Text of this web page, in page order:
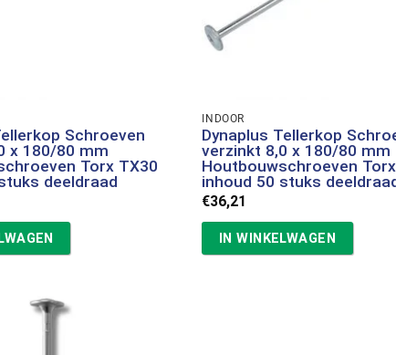
Schroeven
x 180/80 mm
Torx TX30
deeldraad
INDOOR
Dynaplus Tellerkop
verzinkt 8,0 x 180/80 mm
Houtbouwschroeven
inhoud 50 stuks
€36,21
IN WINKELWAGEN